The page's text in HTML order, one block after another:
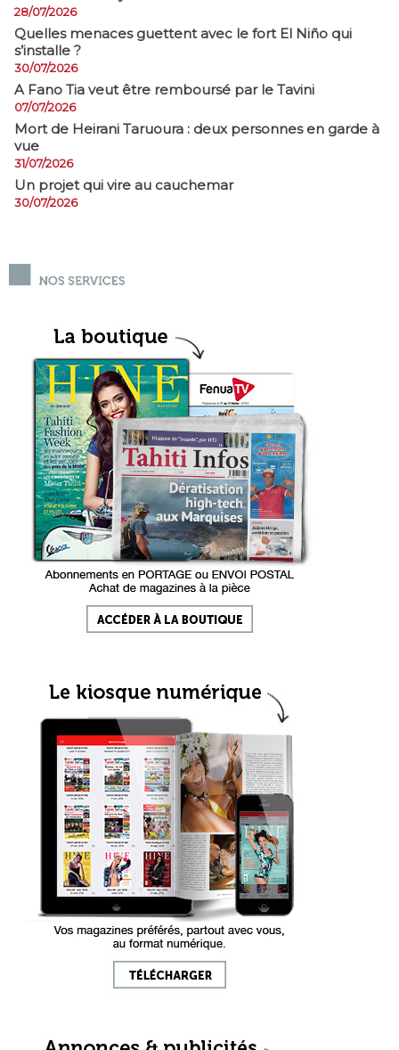
28/07/2026
Quelles menaces guettent avec le fort El Niño qui
s’installe ?
30/07/2026
A Fano Tia veut être remboursé par le Tavini
07/07/2026
Mort de Heirani Taruoura : deux personnes en garde à
vue
31/07/2026
Un projet qui vire au cauchemar
30/07/2026